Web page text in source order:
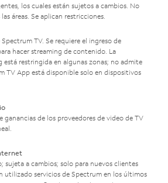
los cuales están sujetos a cambios. No
áreas. Se aplican restricciones.
TV. Se requiere el ingreso de
hacer streaming de contenido. La
restringida en algunas zonas; no admite
TV App está disponible solo en dispositivos
ganancias de los proveedores de video de TV
a cambios; solo para nuevos clientes
utilizado servicios de Spectrum en los últimos